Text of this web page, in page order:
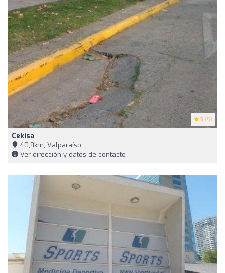
5 (5)
Cekisa
40,8km, Valparaíso
Ver dirección y datos de contacto